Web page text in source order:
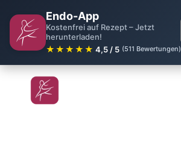
Endo-App
Kostenfrei auf Rezept – Jetzt
herunterladen!
★★★★★ 4,5 / 5 (511 Bewertungen)